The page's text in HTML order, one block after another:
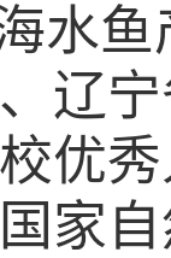
水
辽
优
家